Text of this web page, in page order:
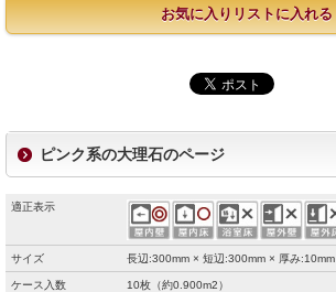
お気に入りリストに入れる
ピンク系の大理石のページ
適正表示
サイズ 長辺:300mm × 短辺:300mm × 厚み:10mm
ケース入数 10枚（約0.900m2）